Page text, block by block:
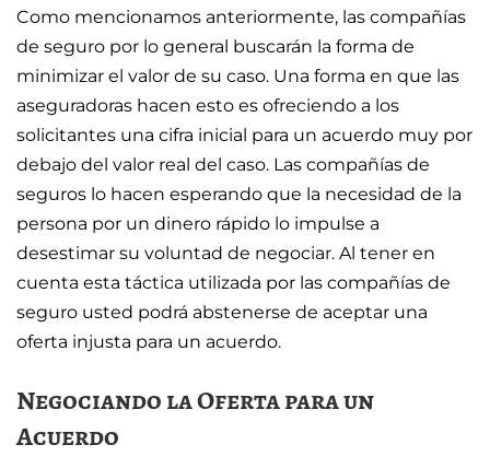
Como mencionamos anteriormente, las compañías
de seguro por lo general buscarán la forma de
minimizar el valor de su caso. Una forma en que las
aseguradoras hacen esto es ofreciendo a los
solicitantes una cifra inicial para un acuerdo muy por
debajo del valor real del caso. Las compañías de
seguros lo hacen esperando que la necesidad de la
persona por un dinero rápido lo impulse a
desestimar su voluntad de negociar. Al tener en
cuenta esta táctica utilizada por las compañías de
seguro usted podrá abstenerse de aceptar una
oferta injusta para un acuerdo.
Negociando la Oferta para un
Acuerdo